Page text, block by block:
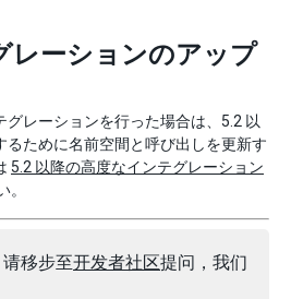
レーションのアップ
グレーションを行った場合は、5.2 以
るために名前空間と呼び出しを更新す
5.2 以降の高度なインテグレーション
。
移步至开发者社区提问，我们